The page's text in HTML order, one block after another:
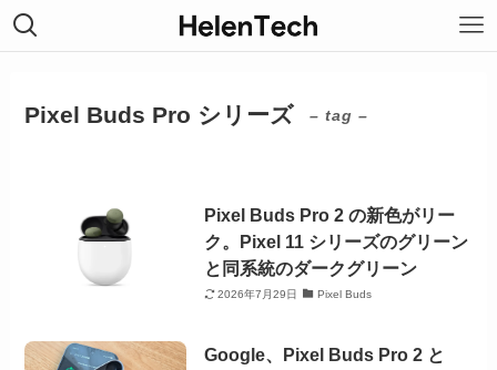
Pixel Buds Pro シリーズ – tag –
Pixel Buds Pro 2 の新色がリー
ク。Pixel 11 シリーズのグリーン
と同系統のダークグリーン
2026年7月29日 Pixel Buds
Google、Pixel Buds Pro 2 と